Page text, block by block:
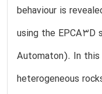
behaviour is
using the EPCA3D
Automaton). In this
heterogeneous